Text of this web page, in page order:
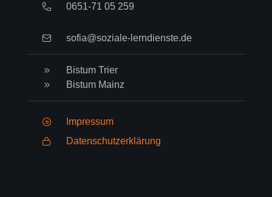
0651-71 05 259
sofia@soziale-lerndienste.de
Bistum Trier
Bistum Mainz
Impressum
Datenschutzerklärung